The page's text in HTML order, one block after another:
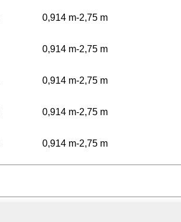
0,914 m-2,75 m
0,914 m-2,75 m
0,914 m-2,75 m
0,914 m-2,75 m
0,914 m-2,75 m